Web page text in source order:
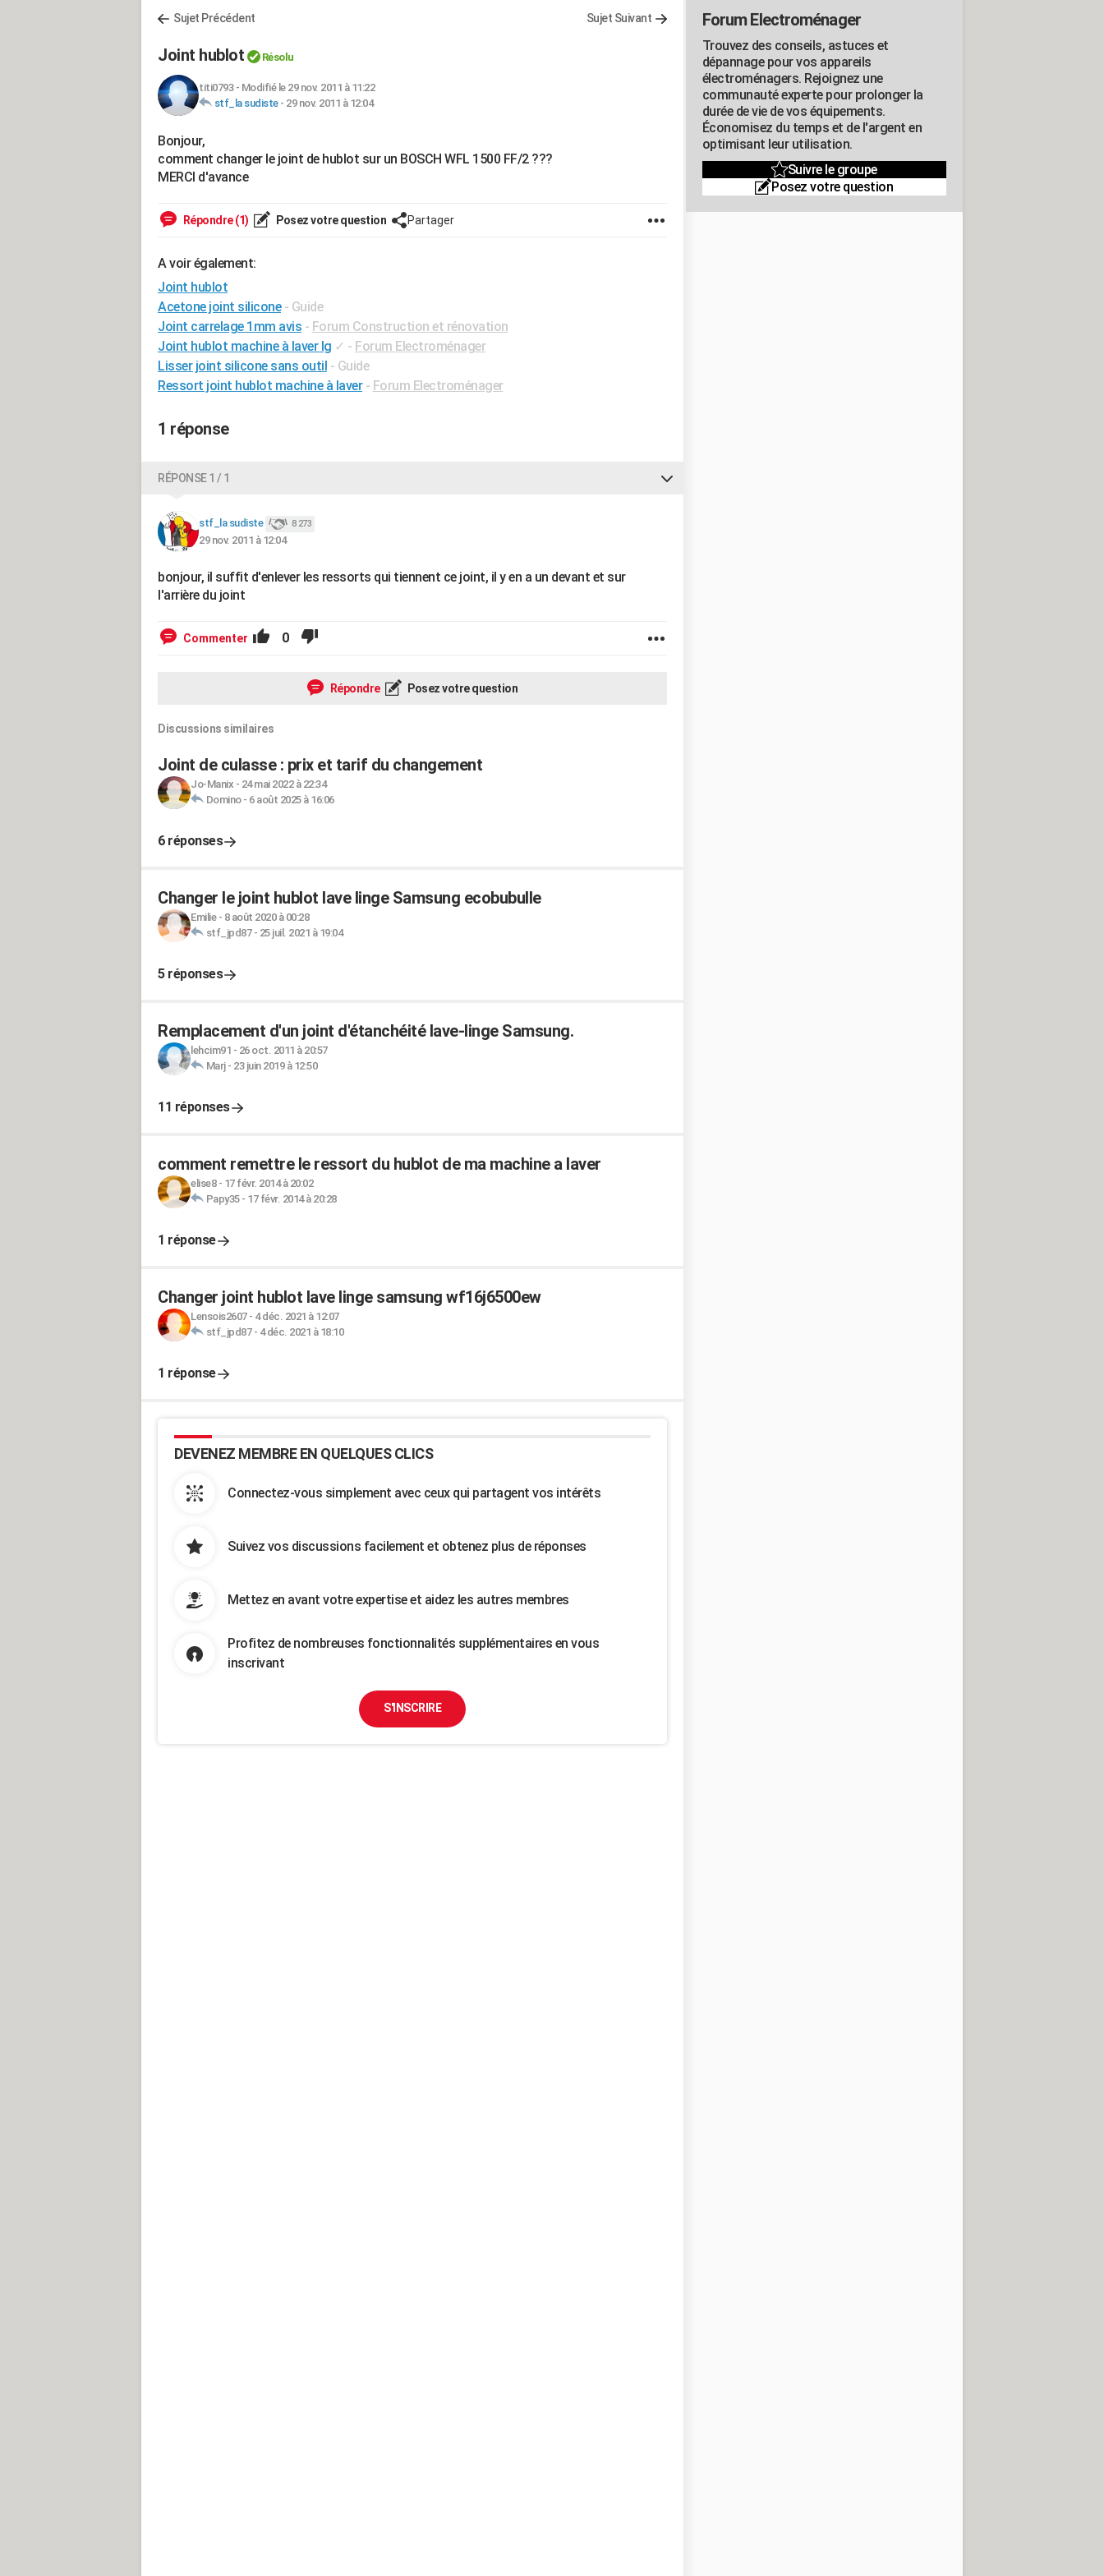
Sujet Précédent Sujet Suivant
Joint hublot Résolu
titi0793- Modifié le 29 nov. 2011 à 11:22
stf_la sudiste- 29 nov. 2011 à 12:04
Bonjour,
comment changer le joint de hublot sur un BOSCH WFL 1500 FF/2 ???
MERCI d'avance
Répondre (1) Posez votre question Partager
A voir également:
Joint hublot
Acetone joint silicone - Guide
Joint carrelage 1mm avis - Forum Construction et rénovation
Joint hublot machine à laver lg ✓ - Forum Electroménager
Lisser joint silicone sans outil - Guide
Ressort joint hublot machine à laver - Forum Electroménager
1 réponse
RÉPONSE 1 / 1
stf_la sudiste 8 273
29 nov. 2011 à 12:04
bonjour, il suffit d'enlever les ressorts qui tiennent ce joint, il y en a un devant et sur
l'arrière du joint
Commenter 0
Répondre Posez votre question
Discussions similaires
Joint de culasse : prix et tarif du changement
Jo-Manix - 24 mai 2022 à 22:34
Domino- 6 août 2025 à 16:06
6 réponses
Changer le joint hublot lave linge Samsung ecobubulle
Emilie- 8 août 2020 à 00:28
stf_jpd87- 25 juil. 2021 à 19:04
5 réponses
Remplacement d'un joint d'étanchéité lave-linge Samsung.
lehcim91 - 26 oct. 2011 à 20:57
Marj- 23 juin 2019 à 12:50
11 réponses
comment remettre le ressort du hublot de ma machine a laver
elise8- 17 févr. 2014 à 20:02
Papy35- 17 févr. 2014 à 20:28
1 réponse
Changer joint hublot lave linge samsung wf16j6500ew
Lensois2607- 4 déc. 2021 à 12:07
stf_jpd87- 4 déc. 2021 à 18:10
1 réponse
DEVENEZ MEMBRE EN QUELQUES CLICS
Connectez-vous simplement avec ceux qui partagent vos intérêts
Suivez vos discussions facilement et obtenez plus de réponses
Mettez en avant votre expertise et aidez les autres membres
Profitez de nombreuses fonctionnalités supplémentaires en vous
inscrivant
S'INSCRIRE
Forum Electroménager
Trouvez des conseils, astuces et
dépannage pour vos appareils
électroménagers. Rejoignez une
communauté experte pour prolonger la
durée de vie de vos équipements.
Économisez du temps et de l'argent en
optimisant leur utilisation.
Suivre le groupe
Posez votre question